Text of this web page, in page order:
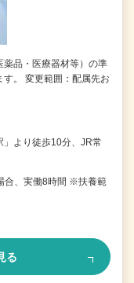
品・医療器材等）の準
。 変更範囲：配属先お
」より徒歩10分、JR常
合、実働8時間 ※扶養範
る